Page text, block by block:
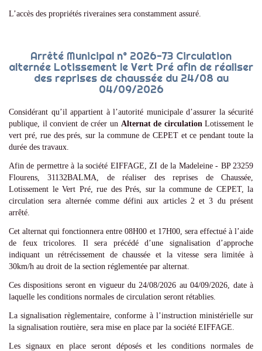
L’accès des propriétés riveraines sera constamment assuré.
Arrêté Municipal n° 2026-73 Circulation
alternée Lotissement le Vert Pré afin de réaliser
des reprises de chaussée du 24/08 au
04/09/2026
Considérant qu’il appartient à l’autorité municipale d’assurer la sécurité
publique, il convient de créer un Alternat de circulationLotissement le
vert pré, rue des prés, sur la commune de CEPET et ce pendant toute la
durée des travaux.
Afin de permettre à la société EIFFAGE, ZI de la Madeleine - BP 23259
Flourens, 31132BALMA, de réaliser des reprises de Chaussée,
Lotissement le Vert Pré, rue des Prés, sur la commune de CEPET, la
circulation sera alternée comme défini aux articles 2 et 3 du présent
arrêté.
Cet alternat qui fonctionnera entre 08H00 et 17H00, sera effectué à l’aide
de feux tricolores. Il sera précédé d’une signalisation d’approche
indiquant un rétrécissement de chaussée et la vitesse sera limitée à
30km/h au droit de la section réglementée par alternat.
Ces dispositions seront en vigueur du 24/08/2026 au 04/09/2026, date à
laquelle les conditions normales de circulation seront rétablies.
La signalisation règlementaire, conforme à l’instruction ministérielle sur
la signalisation routière, sera mise en place par la société EIFFAGE.
Les signaux en place seront déposés et les conditions normales de